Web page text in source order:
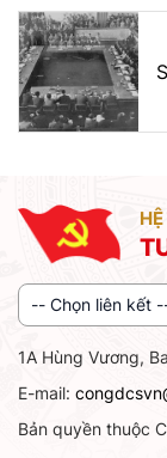
-- Chọn liên kết
1A Hùng Vương,
E-mail:
Bản quyền thuộc